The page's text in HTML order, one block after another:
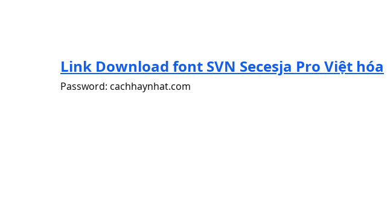
Link Download font SVN Secesja Pro Việt hóa
Password: cachhaynhat.com